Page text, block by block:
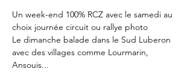
Un week-end 100% RCZ avec le samedi au
choix journée circuit ou rallye photo
Le dimanche balade dans le Sud Luberon
avec des villages comme Lourmarin,
Ansouis...